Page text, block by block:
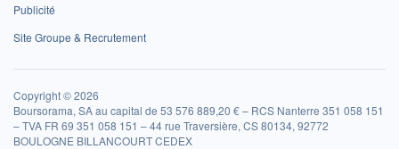
Publicité
Site Groupe & Recrutement
Copyright © 2026
Boursorama, SA au capital de 53 576 889,20 € – RCS Nanterre 351 058 151
– TVA FR 69 351 058 151 – 44 rue Traversière, CS 80134, 92772
BOULOGNE BILLANCOURT CEDEX